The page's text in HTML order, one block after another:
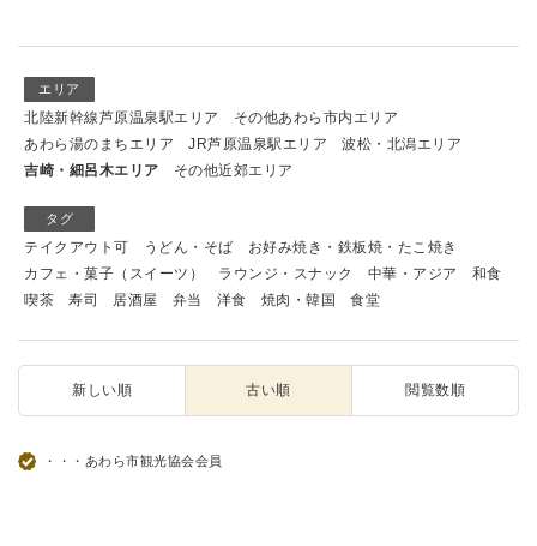
エリア
北陸新幹線芦原温泉駅エリア
その他あわら市内エリア
あわら湯のまちエリア
JR芦原温泉駅エリア
波松・北潟エリア
吉崎・細呂木エリア
その他近郊エリア
タグ
テイクアウト可 うどん・そば
お好み焼き・鉄板焼・たこ焼き
カフェ・菓子（スイーツ）
ラウンジ・スナック 中華・アジア
和食
喫茶
寿司 居酒屋 弁当 洋食 焼肉・韓国 食堂
新しい順 古い順 閲覧数順
・・・あわら市観光協会会員